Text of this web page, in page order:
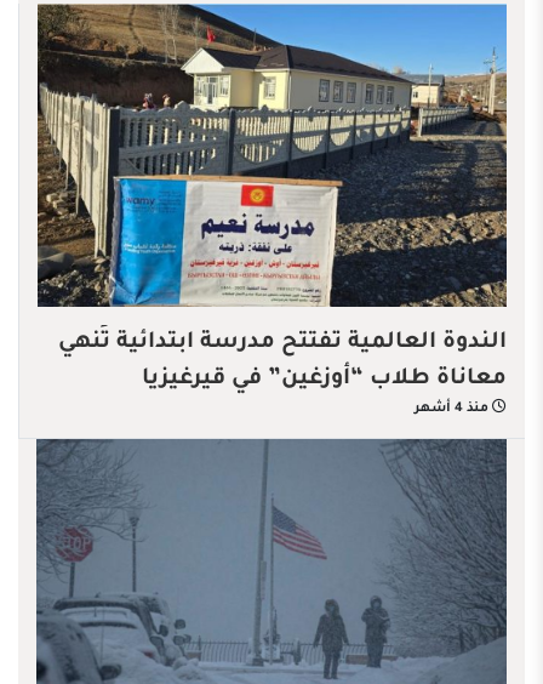
الندوة العالمية تفتتح مدرسة ابتدائية تُنهي
معاناة طلاب “أوزغين” في قيرغيزيا
منذ 4 أشهر